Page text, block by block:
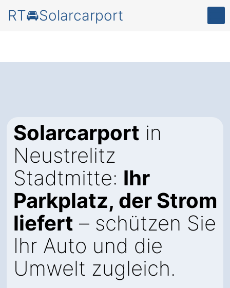
RT🚘Solarcarport
Solarcarport in
Neustrelitz
Stadtmitte: Ihr
Parkplatz, der Strom
liefert – schützen Sie
Ihr Auto und die
Umwelt zugleich.